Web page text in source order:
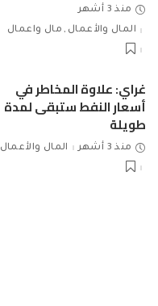
منذ 3 أشهر
المال والأعمال
مال واعمال
غراي: علاوة المخاطر في
أسعار النفط ستبقى لمدة
طويلة
منذ 3 أشهر المال والأعمال